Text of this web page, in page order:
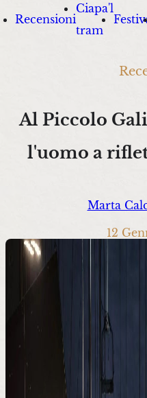
Recensioni
Ciapa'l
tram
Al Piccolo
l'uomo a
Marta
12